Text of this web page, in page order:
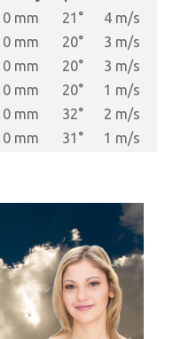
0 mm 21°
4 m/s
0 mm 20°
3 m/s
0 mm 20°
3 m/s
0 mm 20°
1 m/s
0 mm 32°
2 m/s
0 mm 31° 1 m/s